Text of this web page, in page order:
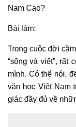
Nam Cao?
Bài làm:
Trong cuộc đời
“sống và viết”, rất
mình. Có thể nói,
văn học Việt Nam
giác đầy đủ về